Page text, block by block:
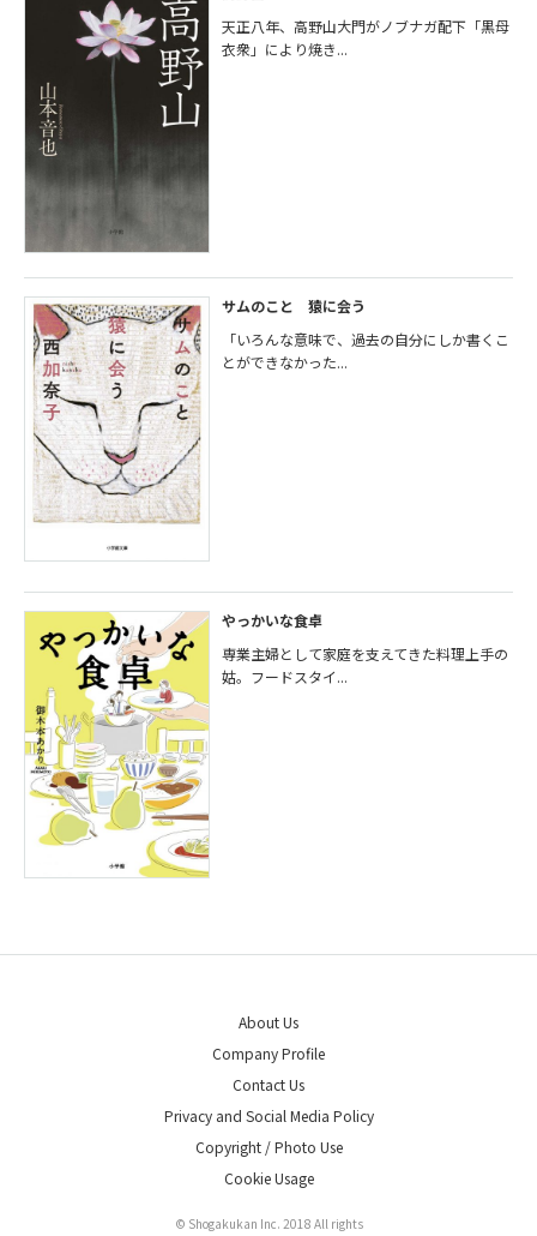
天正八年、高野山大門がノブナガ配下「黒母
衣衆」により焼き...
サムのこと 猿に会う
「いろんな意味で、過去の自分にしか書くこ
とができなかった...
やっかいな食卓
専業主婦として家庭を支えてきた料理上手の
姑。フードスタイ...
About Us
Company Profile
Contact Us
Privacy and Social Media Policy
Copyright / Photo Use
Cookie Usage
© Shogakukan Inc. 2018 All rights